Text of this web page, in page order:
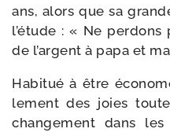
ans, alors que sa
l’étude : « Ne per­dons
de l’argent à papa et
Habitué à être
le­ment des joies
chan­ge­ment dans